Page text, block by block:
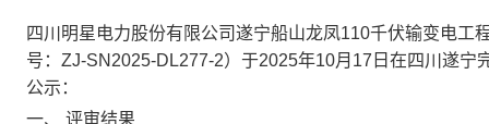
四川明星电力股份有限公司遂宁船山龙凤110千伏输变电
号：ZJ-SN2025-DL277-2）于2025年10月17日在四川遂
公示：
一、
评审结果